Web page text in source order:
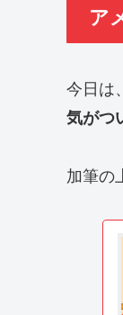
ア
今日は
気がつ
加筆の